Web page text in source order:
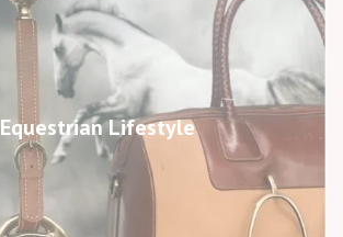
Equestrian Lifestyle